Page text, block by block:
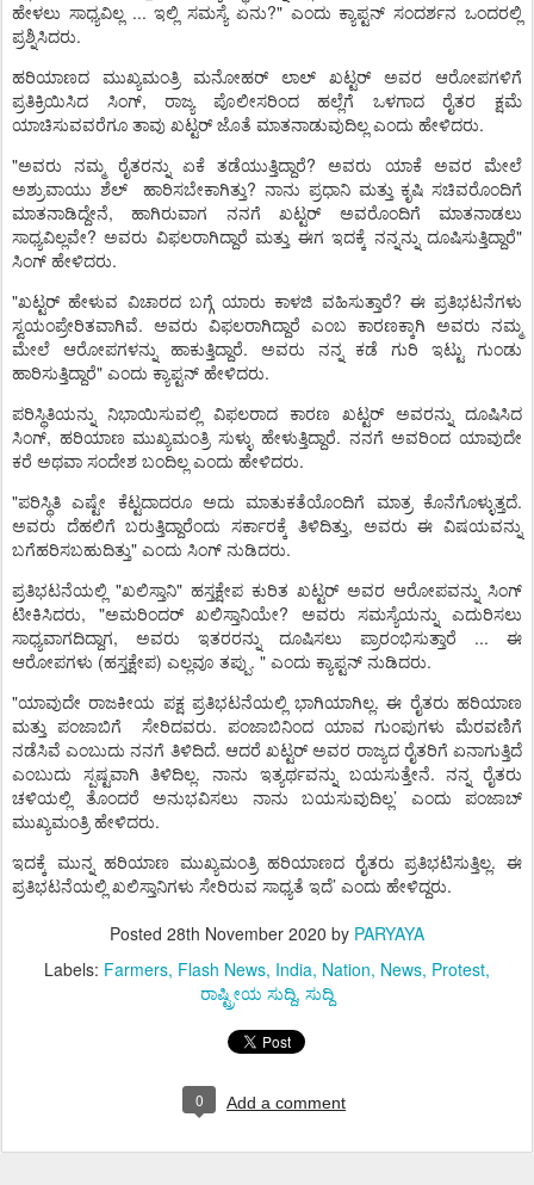
ಹೇಳಲು ಸಾಧ್ಯವಿಲ್ಲ...ಇಲ್ಲಿ ಸಮಸ್ಯೆ ಏನು?" ಎಂದು ಕ್ಯಾಪ್ಟನ್ ಸಂದರ್ಶನ ಒಂದರಲ್ಲಿ
ಪ್ರಶ್ನಿಸಿದರು.
ಹರಿಯಾಣದ ಮುಖ್ಯಮಂತ್ರಿ ಮನೋಹರ್ ಲಾಲ್ ಖಟ್ಟರ್ ಅವರ
ಆರೋಪಗಳಿಗೆ
ಪ್ರತಿಕ್ರಿಯಿಸಿದ
ಸಿಂಗ್,ರಾಜ್ಯ ಪೊಲೀಸರಿಂದ ಹಲ್ಲೆಗೆ ಒಳಗಾದ ರೈತರ
ಕ್ಷಮೆ
ಯಾಚಿಸುವವರೆಗೂ ತಾವು ಖಟ್ಟರ್ ಜೊತೆ ಮಾತನಾಡುವುದಿಲ್ಲ ಎಂದು ಹೇಳಿದರು.
"ಅವರು ನಮ್ಮ ರೈತರನ್ನು ಏಕೆ ತಡೆಯುತ್ತಿದ್ದಾರೆ?ಅವರು ಯಾಕೆ ಅವರ
ಮೇಲೆ
ಅಶ್ರುವಾಯು ಶೆಲ್ ಹಾರಿಸಬೇಕಾಗಿತ್ತು? ನಾನು ಪ್ರಧಾನಿ ಮತ್ತು ಕೃಷಿ ಸಚಿವರೊಂದಿಗೆ
ಮಾತನಾಡಿದ್ದೇನೆ,ಹಾಗಿರುವಾಗ ನನಗೆ ಖಟ್ಟರ್ ಅವರೊಂದಿಗೆ
ಮಾತನಾಡಲು
ಸಾಧ್ಯವಿಲ್ಲವೇ?ಅವರು ವಿಫಲರಾಗಿದ್ದಾರೆ ಮತ್ತು ಈಗ ಇದಕ್ಕೆ ನನ್ನನ್ನು ದೂಷಿಸುತ್ತಿದ್ದಾರೆ"
ಸಿಂಗ್ ಹೇಳಿದರು.
"ಖಟ್ಟರ್ ಹೇಳುವ ವಿಚಾರದ ಬಗ್ಗೆ ಯಾರು ಕಾಳಜಿ ವಹಿಸುತ್ತಾರೆ? ಈ ಪ್ರತಿಭಟನೆಗಳು
ಸ್ವಯಂಪ್ರೇರಿತವಾಗಿವೆ. ಅವರು ವಿಫಲರಾಗಿದ್ದಾರೆ ಎಂಬ ಕಾರಣಕ್ಕಾಗಿ ಅವರು
ನಮ್ಮ
ಮೇಲೆ
ಆರೋಪಗಳನ್ನು ಹಾಕುತ್ತಿದ್ದಾರೆ. ಅವರು ನನ್ನ ಕಡೆ ಗುರಿ ಇಟ್ಟು
ಗುಂಡು
ಹಾರಿಸುತ್ತಿದ್ದಾರೆ" ಎಂದು ಕ್ಯಾಪ್ಟನ್ ಹೇಳಿದರು.
ಪರಿಸ್ಥಿತಿಯನ್ನು ನಿಭಾಯಿಸುವಲ್ಲಿ ವಿಫಲರಾದ ಕಾರಣ ಖಟ್ಟರ್ ಅವರನ್ನು
ದೂಷಿಸಿದ
ಸಿಂಗ್, ಹರಿಯಾಣ ಮುಖ್ಯಮಂತ್ರಿ ಸುಳ್ಳು ಹೇಳುತ್ತಿದ್ದಾರೆ. ನನಗೆ ಅವರಿಂದ ಯಾವುದೇ
ಕರೆ ಅಥವಾ ಸಂದೇಶ ಬಂದಿಲ್ಲ ಎಂದು ಹೇಳಿದರು.
"ಪರಿಸ್ಥಿತಿ ಎಷ್ಟೇ ಕೆಟ್ಟದಾದರೂ ಅದು ಮಾತುಕತೆಯೊಂದಿಗೆ ಮಾತ್ರ ಕೊನೆಗೊಳ್ಳುತ್ತದೆ.
ಅವರು ದೆಹಲಿಗೆ ಬರುತ್ತಿದ್ದಾರೆಂದು ಸರ್ಕಾರಕ್ಕೆ ತಿಳಿದಿತ್ತು, ಅವರು ಈ
ವಿಷಯವನ್ನು
ಬಗೆಹರಿಸಬಹುದಿತ್ತು" ಎಂದು ಸಿಂಗ್ ನುಡಿದರು.
ಪ್ರತಿಭಟನೆಯಲ್ಲಿ "ಖಲಿಸ್ತಾನಿ" ಹಸ್ತಕ್ಷೇಪ ಕುರಿತ ಖಟ್ಟರ್ ಅವರ ಆರೋಪವನ್ನು ಸಿಂಗ್
ಟೀಕಿಸಿದರು, "ಅಮರಿಂದರ್ ಖಲಿಸ್ತಾನಿಯೇ? ಅವರು ಸಮಸ್ಯೆಯನ್ನು
ಎದುರಿಸಲು
ಸಾಧ್ಯವಾಗದಿದ್ದಾಗ, ಅವರು ಇತರರನ್ನು ದೂಷಿಸಲು ಪ್ರಾರಂಭಿಸುತ್ತಾರೆ ...
ಈ
ಆರೋಪಗಳು (ಹಸ್ತಕ್ಷೇಪ) ಎಲ್ಲವೂ ತಪ್ಪು. " ಎಂದು ಕ್ಯಾಪ್ಟನ್ ನುಡಿದರು.
"ಯಾವುದೇ ರಾಜಕೀಯ ಪಕ್ಷ ಪ್ರತಿಭಟನೆಯಲ್ಲಿ ಭಾಗಿಯಾಗಿಲ್ಲ.ಈ ರೈತರು ಹರಿಯಾಣ
ಮತ್ತು
ಪಂಜಾಬಿಗೆ ಸೇರಿದವರು. ಪಂಜಾಬಿನಿಂದ ಯಾವ ಗುಂಪುಗಳು
ಮೆರವಣಿಗೆ
ನಡೆಸಿವೆ ಎಂಬುದು ನನಗೆ ತಿಳಿದಿದೆ. ಆದರೆ ಖಟ್ಟರ್ ಅವರ ರಾಜ್ಯದ ರೈತರಿಗೆ ಏನಾಗುತ್ತಿದೆ
ಎಂಬುದು
ಸ್ಪಷ್ಟವಾಗಿ ತಿಳಿದಿಲ್ಲ.ನಾನು ಇತ್ಯರ್ಥವನ್ನು ಬಯಸುತ್ತೇನೆ.ನನ್ನ
ರೈತರು
ಚಳಿಯಲ್ಲಿ
ತೊಂದರೆ ಅನುಭವಿಸಲು ನಾನು ಬಯಸುವುದಿಲ್ಲ’ ಎಂದು
ಪಂಜಾಬ್
ಮುಖ್ಯಮಂತ್ರಿ ಹೇಳಿದರು.
ಇದಕ್ಕೆ ಮುನ್ನ ಹರಿಯಾಣ ಮುಖ್ಯಮಂತ್ರಿ ಹರಿಯಾಣದ ರೈತರು ಪ್ರತಿಭಟಿಸುತ್ತಿಲ್ಲ.ಈ
ಪ್ರತಿಭಟನೆಯಲ್ಲಿ ಖಲಿಸ್ತಾನಿಗಳು ಸೇರಿರುವ ಸಾಧ್ಯತೆ ಇದೆ’ ಎಂದು ಹೇಳಿದ್ದರು.
Posted 28th November 2020 by PARYAYA
Labels: Farmers Flash News India Nation News Protest
ರಾಷ್ಟ್ರೀಯ ಸುದ್ದಿ ಸುದ್ದಿ
0 Add a comment